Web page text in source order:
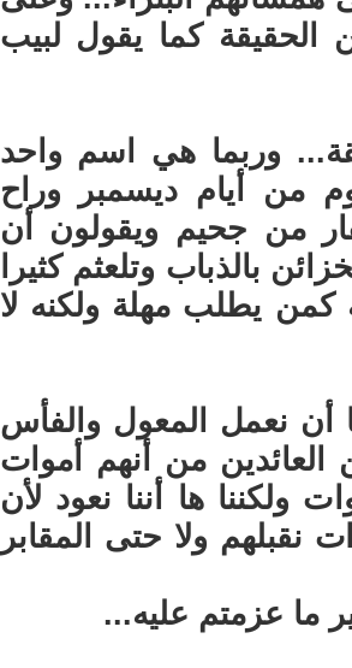
كما يقول لبيب
وربما هي اسم واحد
من أيام ديسمبر وراح
من جحيم ويقولون أن
بالذباب وتلعثم كثيرا
يطلب مهلة ولكنه لا
أن نعمل المعول والفأس
من أنهم أموات
ولكننا ها أننا نعود لأن
نقبلهم ولا حتى المقابر
ما عزمتم عليه...